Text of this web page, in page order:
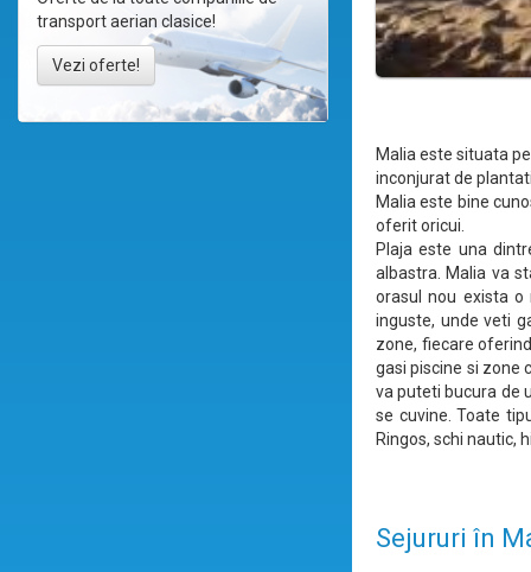
transport aerian clasice!
Vezi oferte!
Malia este situata
inconjurat de
Malia este bine
oferit oricui.
Plaja este una
albastra. Malia va
orasul nou exista o
inguste, unde veti
zone, fiecare
gasi piscine si zone
va puteti bucura de
se cuvine. Toate
Ringos, schi nautic,
Sejururi în